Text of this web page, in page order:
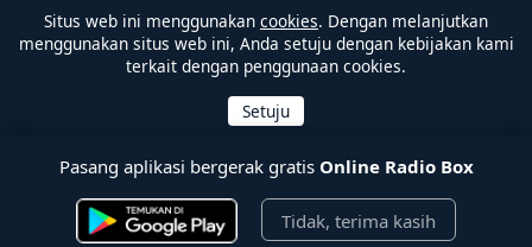
Situs web ini menggunakan cookies. Dengan melanjutkan
menggunakan situs web ini, Anda setuju dengan kebijakan kami
terkait dengan penggunaan cookies.
Pasang aplikasi bergerak gratis Online Radio Box
Tidak, terima kasih